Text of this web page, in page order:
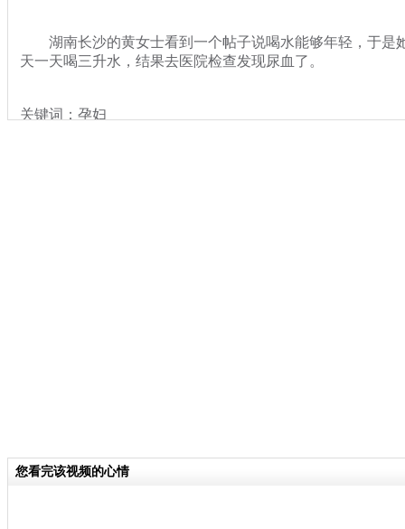
湖南长沙的黄女士看到一个帖子说喝水能够年轻，于是
天一天喝三升水，结果去医院检查发现尿血了。
关键词：孕妇
您看完该视频的心情